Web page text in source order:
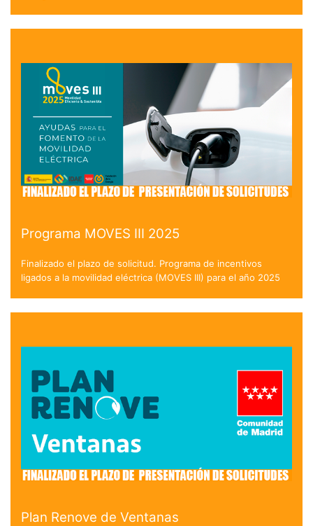
Programa MOVES III 2025
Finalizado el plazo de solicitud. Programa de incentivos
ligados a la movilidad eléctrica (MOVES III) para el año 2025
Plan Renove de Ventanas